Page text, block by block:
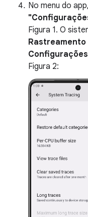
No menu do
Figura 1. O
Figura 2: